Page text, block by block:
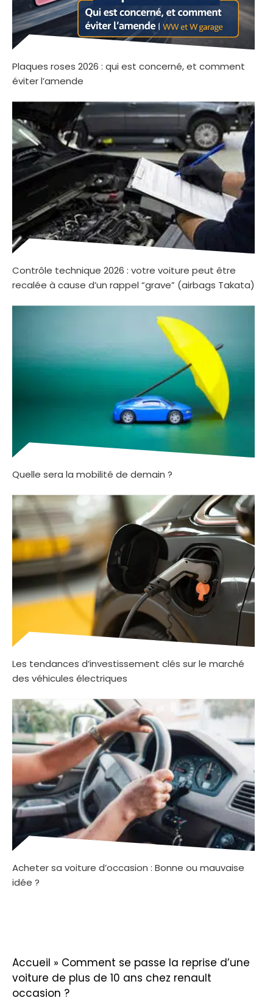
Plaques roses 2026 : qui est concerné, et comment
éviter l’amende
Contrôle technique 2026 : votre voiture peut être
recalée à cause d’un rappel “grave” (airbags Takata)
Quelle sera la mobilité de demain ?
Les tendances d’investissement clés sur le marché
des véhicules électriques
Acheter sa voiture d’occasion : Bonne ou mauvaise
idée ?
Accueil » Comment se passe la reprise d’une
voiture de plus de 10 ans chez renault
occasion ?